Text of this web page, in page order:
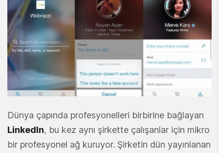
Dünya çapında profesyonelleri birbirine bağlayan
LinkedIn, bu kez aynı şirkette çalışanlar için mikro
bir profesyonel ağ kuruyor. Şirketin dün yayınlanan